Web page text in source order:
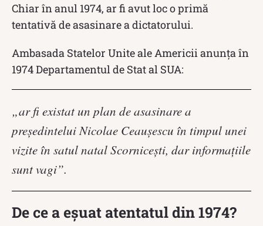
Chiar în anul 1974, ar fi avut loc o primă
tentativă de asasinare a dictatorului.
Ambasada Statelor Unite ale Americii anunța în
1974 Departamentul de Stat al SUA:
„ar fi existat un plan de asasinare a
președintelui Nicolae Ceaușescu în timpul unei
vizite în satul natal Scornicești, dar informațiile
sunt vagi”.
De ce a eșuat atentatul din 1974?